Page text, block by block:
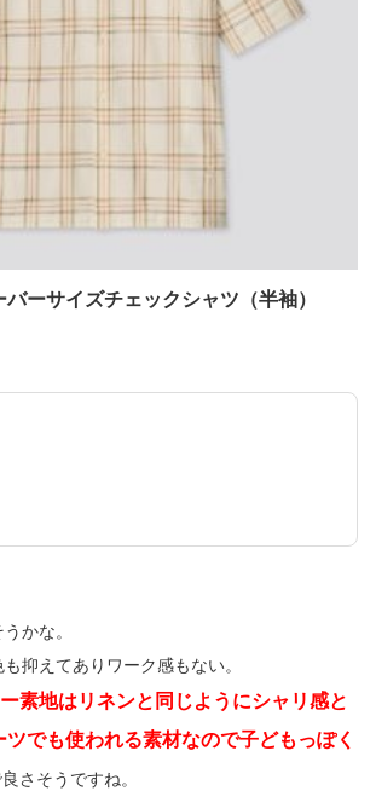
バーサイズチェックシャツ（半袖）
かな。
抑えてありワーク感もない。
素地はリネンと同じようにシャリ感と
でも使われる素材なので子どもっぽく
さそうですね。